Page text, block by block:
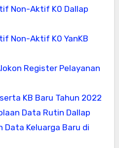
Non-Aktif K0 Dallap
Non-Aktif K0 YanKB
Register Pelayanan
KB Baru Tahun 2022
Data Rutin Dallap
Data Keluarga Baru di